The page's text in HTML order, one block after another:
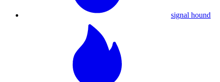
signal hound